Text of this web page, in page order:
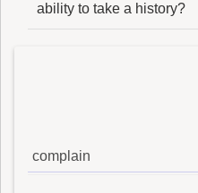
ability to take a history?
complain